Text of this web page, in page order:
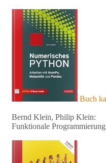
Buch
Bernd Klein, Philip Klein:
Funktionale